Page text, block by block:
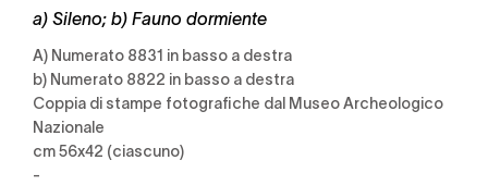
a) Sileno; b) Fauno dormiente
a) Numerato 8831 in basso a destra
b) Numerato 8822 in basso a destra
Coppia di stampe fotografiche dal Museo Archeologico
Nazionale
cm 56x42 (ciascuno)
-